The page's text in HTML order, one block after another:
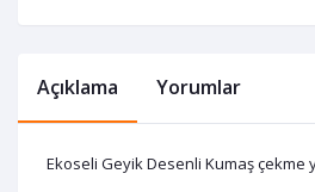
Açıklama Yorumlar
Ekoseli Geyik Desenli Kumaş çekme